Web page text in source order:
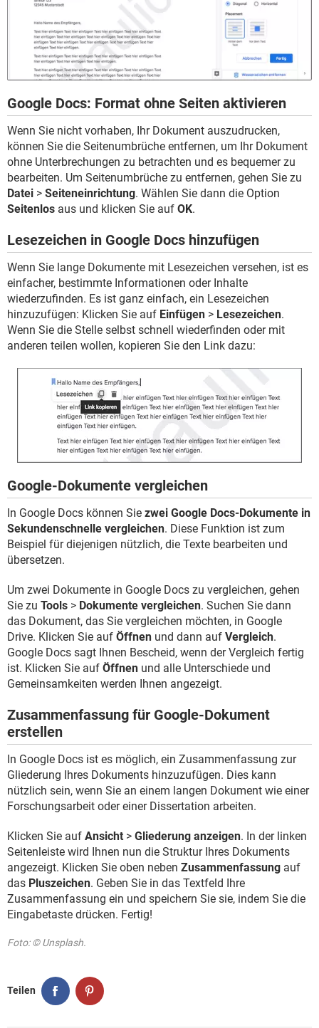
Google Docs: Format ohne Seiten aktivieren
Wenn Sie nicht vorhaben, Ihr Dokument auszudrucken,
können Sie die Seitenumbrüche entfernen, um Ihr Dokument
ohne Unterbrechungen zu betrachten und es bequemer zu
bearbeiten. Um Seitenumbrüche zu entfernen, gehen Sie zu
Datei > Seiteneinrichtung. Wählen Sie dann die Option
Seitenlos aus und klicken Sie auf OK.
Lesezeichen in Google Docs hinzufügen
Wenn Sie lange Dokumente mit Lesezeichen versehen, ist es
einfacher, bestimmte Informationen oder Inhalte
wiederzufinden. Es ist ganz einfach, ein Lesezeichen
hinzuzufügen: Klicken Sie auf Einfügen > Lesezeichen.
Wenn Sie die Stelle selbst schnell wiederfinden oder mit
anderen teilen wollen, kopieren Sie den Link dazu:
Google-Dokumente vergleichen
In Google Docs können Sie zwei Google Docs-Dokumente in
Sekundenschnelle vergleichen. Diese Funktion ist zum
Beispiel für diejenigen nützlich, die Texte bearbeiten und
übersetzen.
Um zwei Dokumente in Google Docs zu vergleichen, gehen
Sie zu Tools > Dokumente vergleichen. Suchen Sie dann
das Dokument, das Sie vergleichen möchten, in Google
Drive. Klicken Sie auf Öffnen und dann auf Vergleich.
Google Docs sagt Ihnen Bescheid, wenn der Vergleich fertig
ist. Klicken Sie auf Öffnen und alle Unterschiede und
Gemeinsamkeiten werden Ihnen angezeigt.
Zusammenfassung für Google-Dokument
erstellen
In Google Docs ist es möglich, ein Zusammenfassung zur
Gliederung Ihres Dokuments hinzuzufügen. Dies kann
nützlich sein, wenn Sie an einem langen Dokument wie einer
Forschungsarbeit oder einer Dissertation arbeiten.
Klicken Sie auf Ansicht > Gliederung anzeigen. In der linken
Seitenleiste wird Ihnen nun die Struktur Ihres Dokuments
angezeigt. Klicken Sie oben neben Zusammenfassung auf
das Pluszeichen. Geben Sie in das Textfeld Ihre
Zusammenfassung ein und speichern Sie sie, indem Sie die
Eingabetaste drücken. Fertig!
Foto: © Unsplash.
Teilen